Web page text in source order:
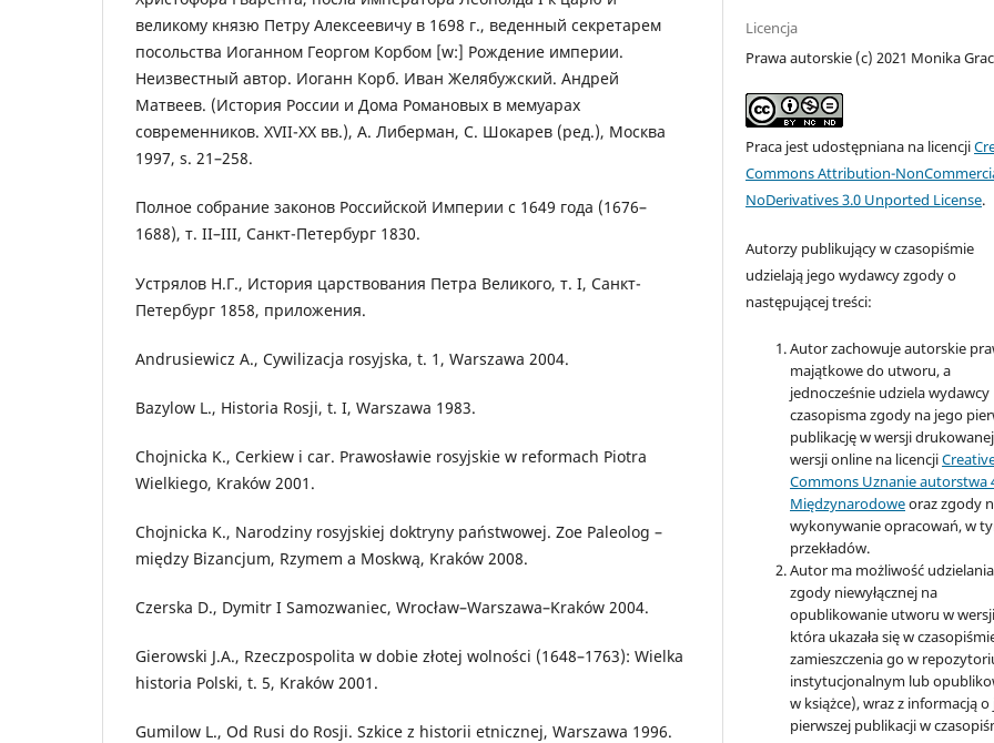
великому князю Петру Алексеевичу в 1698 г., веденный секретарем
посольства Иоганном Георгом Корбом [w:] Рождение империи.
Неизвестный автор. Иоганн Корб. Иван Желябужский. Андрей
Матвеев. (История России и Дома Романовых в мемуарах
современников. XVII-XX вв.), А. Либерман, С. Шокарев (ред.), Москва
1997, s. 21–258.
Полное собрание законов Российской Империи с 1649 года (1676–
1688), т. II–III, Санкт-Петербург 1830.
Устрялов Н.Г., История царствования Петра Великого, т. I, Санкт-
Петербург 1858, приложения.
Andrusiewicz A., Cywilizacja rosyjska, t. 1, Warszawa 2004.
Bazylow L., Historia Rosji, t. I, Warszawa 1983.
Chojnicka K., Cerkiew i car. Prawosławie rosyjskie w reformach Piotra
Wielkiego, Kraków 2001.
Chojnicka K., Narodziny rosyjskiej doktryny państwowej. Zoe Paleolog –
między Bizancjum, Rzymem a Moskwą, Kraków 2008.
Czerska D., Dymitr I Samozwaniec, Wrocław–Warszawa–Kraków 2004.
Gierowski J.A., Rzeczpospolita w dobie złotej wolności (1648–1763): Wielka
historia Polski, t. 5, Kraków 2001.
Gumilow L., Od Rusi do Rosji. Szkice z historii etnicznej, Warszawa 1996.
Licencja
Prawa autorskie (c) 2021 Monika
Praca jest udostępniana na licencji
Commons Attribution-
NoDerivatives 3.0 Unported License.
Autorzy publikujący w czasopiśmie
udzielają jego wydawcy zgody o
następującej treści:
Autor zachowuje autorskie
majątkowe do utworu, a
jednocześnie udziela wydawcy
czasopisma zgody na jego
publikację w wersji
wersji online na licencji
Commons Uznanie autorstwa
Międzynarodoweoraz zgody
wykonywanie opracowań, w
przekładów.
Autor ma możliwość udzielania
zgody niewyłącznej na
opublikowanie utworu w
która ukazała się w
zamieszczenia go w
instytucjonalnym lub
w książce), wraz z informacją o
pierwszej publikacji w